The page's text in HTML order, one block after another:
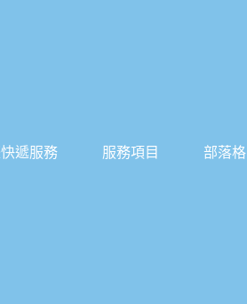
遞服務 服務項目 部落格